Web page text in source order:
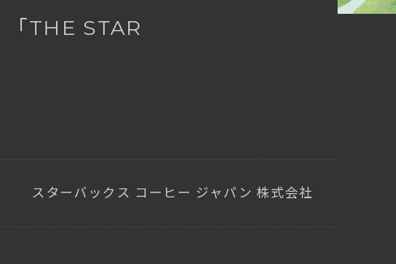
「THE STAR
スターバックス コーヒー ジャパン 株式会社